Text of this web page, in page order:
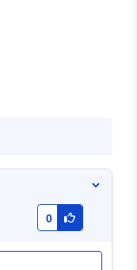
0